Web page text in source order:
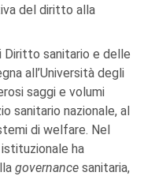
del diritto alla
Diritto sanitario e delle
all’Università degli
saggi e volumi
sanitario nazionale, al
di welfare. Nel
ha
governance sanitaria,